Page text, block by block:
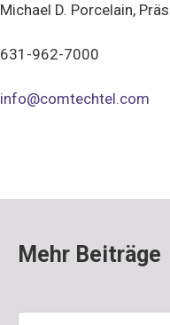
Michael D. Porcelain,
631-962-7000
info@comtechtel.com
Mehr Beiträge